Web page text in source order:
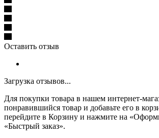
Оставить отзыв
Загрузка отзывов...
Для покупки товара в нашем интернет-
понравившийся товар и добавьте его в
перейдите в Корзину и нажмите на
«Быстрый заказ».